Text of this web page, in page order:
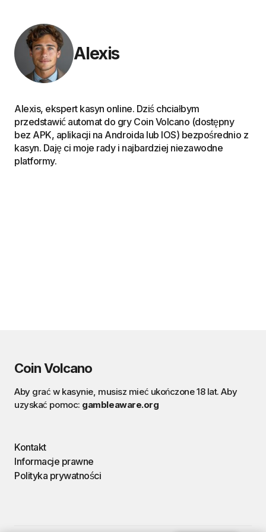
Alexis
Alexis, ekspert kasyn online. Dziś chciałbym
przedstawić automat do gry Coin Volcano (dostępny
bez APK, aplikacji na Androida lub IOS) bezpośrednio z
kasyn. Daję ci moje rady i najbardziej niezawodne
platformy.
Coin Volcano
Aby grać w kasynie, musisz mieć ukończone 18 lat. Aby
uzyskać pomoc: gambleaware.org
Kontakt
Informacje prawne
Polityka prywatności